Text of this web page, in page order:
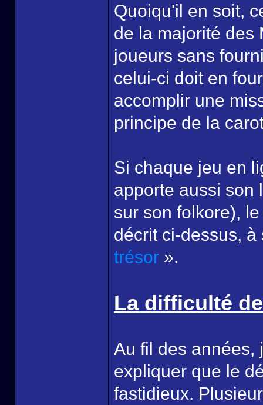
Quoiqu'il en soit,
de la majorité des
joueurs sans
celui-ci doit en
accomplir une
principe de la
Si chaque jeu en
apporte aussi son
sur son folkore),
décrit ci-dessus,
trésor ».
La difficulté
Au fil des années,
expliquer que le
fastidieux.